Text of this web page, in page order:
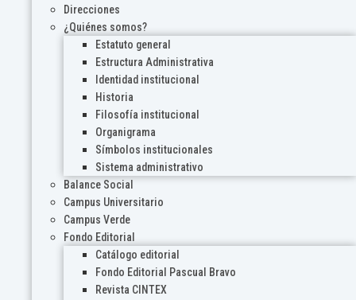
Direcciones
¿Quiénes somos?
Estatuto general
Estructura Administrativa
Identidad institucional
Historia
Filosofía institucional
Organigrama
Símbolos institucionales
Sistema administrativo
Balance Social
Campus Universitario
Campus Verde
Fondo Editorial
Catálogo editorial
Fondo Editorial Pascual Bravo
Revista CINTEX